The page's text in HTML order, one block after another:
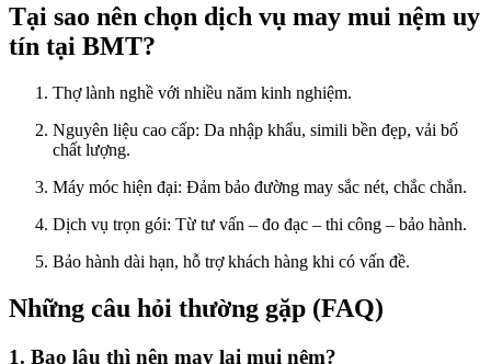
Tại sao nên chọn dịch vụ may mui nệm uy
tín tại BMT?
Thợ lành nghề với nhiều năm kinh nghiệm.
Nguyên liệu cao cấp: Da nhập khẩu, simili bền đẹp, vải bố
chất lượng.
Máy móc hiện đại: Đảm bảo đường may sắc nét, chắc chắn.
Dịch vụ trọn gói: Từ tư vấn – đo đạc – thi công – bảo hành.
Bảo hành dài hạn, hỗ trợ khách hàng khi có vấn đề.
Những câu hỏi thường gặp (FAQ)
1. Bao lâu thì nên may lại mui nệm?